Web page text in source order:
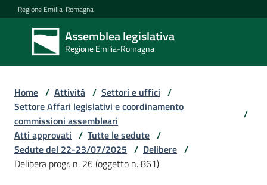
Vai al contenuto
Vai alla navigazione
Vai al footer
Regione Emilia-Romagna
Assemblea legislativa
Regione Emilia-Romagna
Assemblea
legislativa
Regione Emilia-
Assemblea
Home / Attività / Settori e uffici /
Settore Affari legislativi e coordinamento
commissioni assembleari
/
Atti approvati / Tutte le sedute /
Sedute del 22-23/07/2025 / Delibere /
Delibera progr. n. 26 (oggetto n. 861)